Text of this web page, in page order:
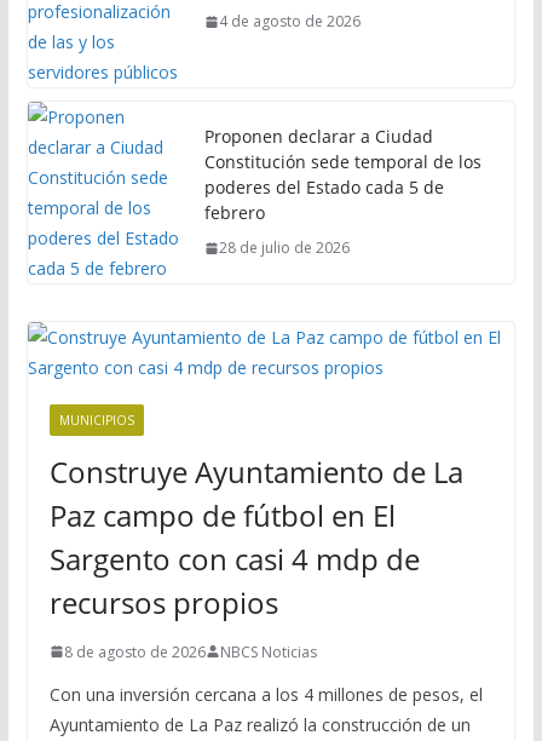
4 de agosto de 2026
Proponen declarar a Ciudad
Constitución sede temporal de los
poderes del Estado cada 5 de
febrero
28 de julio de 2026
MUNICIPIOS
Construye Ayuntamiento de La
Paz campo de fútbol en El
Sargento con casi 4 mdp de
recursos propios
8 de agosto de 2026 NBCS Noticias
Con una inversión cercana a los 4 millones de pesos, el
Ayuntamiento de La Paz realizó la construcción de un